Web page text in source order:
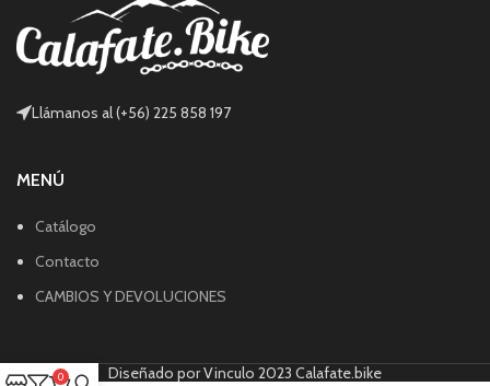
Llámanos al (+56) 225 858 197
MENÚ
Catálogo
Contacto
CAMBIOS Y DEVOLUCIONES
Diseñado por Vinculo 2023 Calafate.bike
0